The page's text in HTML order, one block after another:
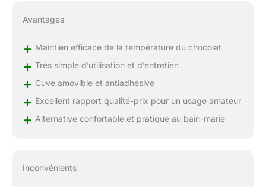
Avantages
+ Maintien efficace de la température du chocolat
+ Très simple d’utilisation et d’entretien
+ Cuve amovible et antiadhésive
+ Excellent rapport qualité-prix pour un usage amateur
+ Alternative confortable et pratique au bain-marie
Inconvénients